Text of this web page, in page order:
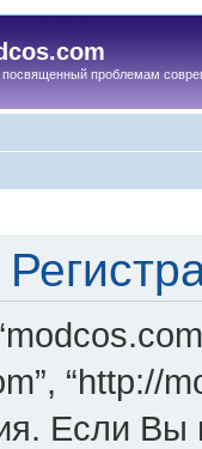
проблемам
“http://
Если Вы